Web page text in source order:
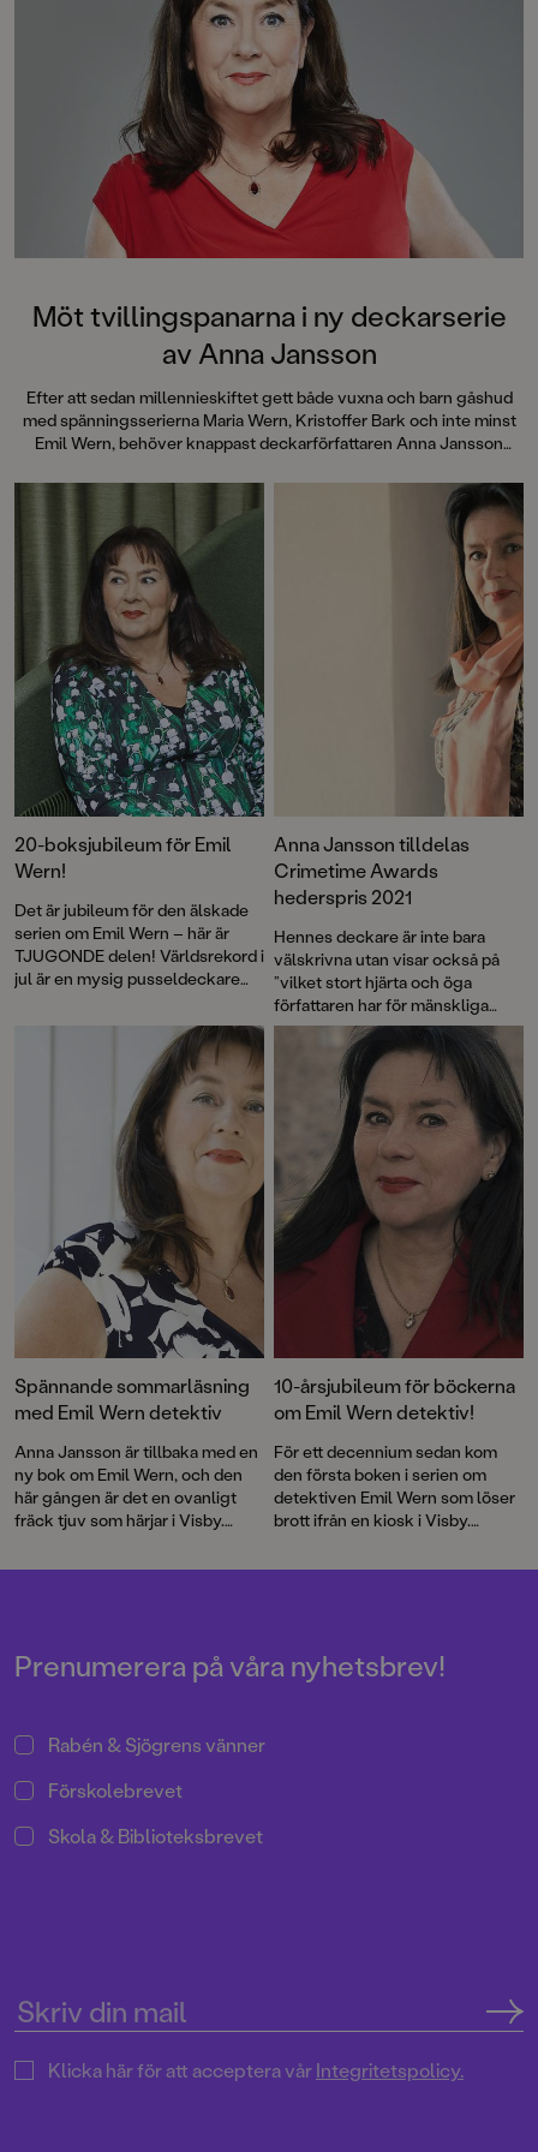
Möt tvillingspanarna i ny deckarserie
av Anna Jansson
Efter att sedan millennieskiftet gett både vuxna och barn gåshud
med spänningsserierna Maria Wern, Kristoffer Bark och inte minst
Emil Wern, behöver knappast deckarförfattaren Anna Jansson
lågstadiebarnen, Tvillingspanarna.
20-boksjubileum för Emil
Wern!
Det är jubileum för den älskade
serien om Emil Wern – här är
TJUGONDE delen! Världsrekord i
jul är en mysig pusseldeckare
Anna Jansson. Roligt och lagom
Anna Jansson tilldelas
Crimetime Awards
hederspris 2021
Hennes deckare är inte bara
välskrivna utan visar också på
”vilket stort hjärta och öga
författaren har för mänskliga
relationer” enligt juryns
motivering.
Spännande sommarläsning
med Emil Wern detektiv
Anna Jansson är tillbaka med en
ny bok om Emil Wern, och den
här gången är det en ovanligt
fräck tjuv som härjar i Visby.
för barn 6-9 år.
10-årsjubileum för böckerna
om Emil Wern detektiv!
För ett decennium sedan kom
den första boken i serien om
detektiven Emil Wern som löser
brott ifrån en kiosk i Visby.
också kvinnan bakom
den 18:e boken i Emil Wern-
serien – Guldringens gåta.
Prenumerera på våra nyhetsbrev!
Rabén & Sjögrens vänner
Förskolebrevet
Skola & Biblioteksbrevet
Klicka här för att acceptera vårIntegritetspolicy.